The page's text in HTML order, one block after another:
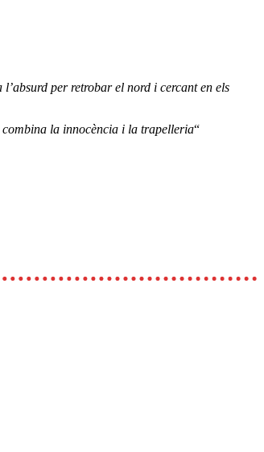
per retrobar el nord i cercant en els
combina la innocència i la trapelleria“